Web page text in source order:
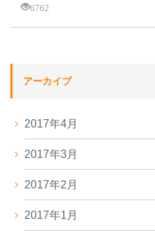
6762
アーカイブ
2017年4月
2017年3月
2017年2月
2017年1月